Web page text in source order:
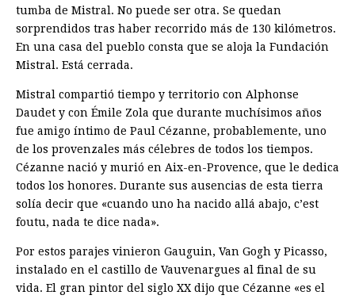
tumba de Mistral. No puede ser otra. Se quedan
sorprendidos tras haber recorrido más de 130 kilómetros.
En una casa del pueblo consta que se aloja la Fundación
Mistral. Está cerrada.
Mistral compartió tiempo y territorio con Alphonse
Daudet y con Émile Zola que durante muchísimos años
fue amigo íntimo de Paul Cézanne, probablemente, uno
de los provenzales más célebres de todos los tiempos.
Cézanne nació y murió en Aix-en-Provence, que le dedica
todos los honores. Durante sus ausencias de esta tierra
solía decir que «cuando uno ha nacido allá abajo, c’est
foutu, nada te dice nada».
Por estos parajes vinieron Gauguin, Van Gogh y Picasso,
instalado en el castillo de Vauvenargues al final de su
vida. El gran pintor del siglo XX dijo que Cézanne «es el